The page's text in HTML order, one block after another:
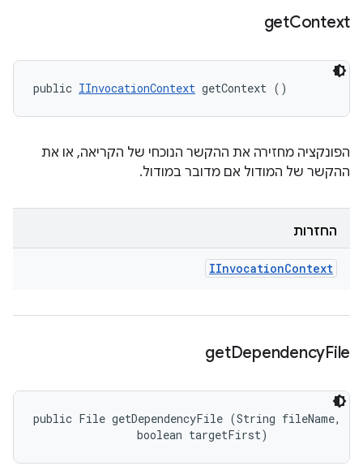
getContext
public IInvocationContext getContext ()
הפונקציה מחזירה את ההקשר הנוכחי של הקריאה, או את
ההקשר של המודול אם מדובר במודול.
החזרות
IInvocationContext
getDependencyFile
public File getDependencyFile (String fileName,
                boolean targetFirst)